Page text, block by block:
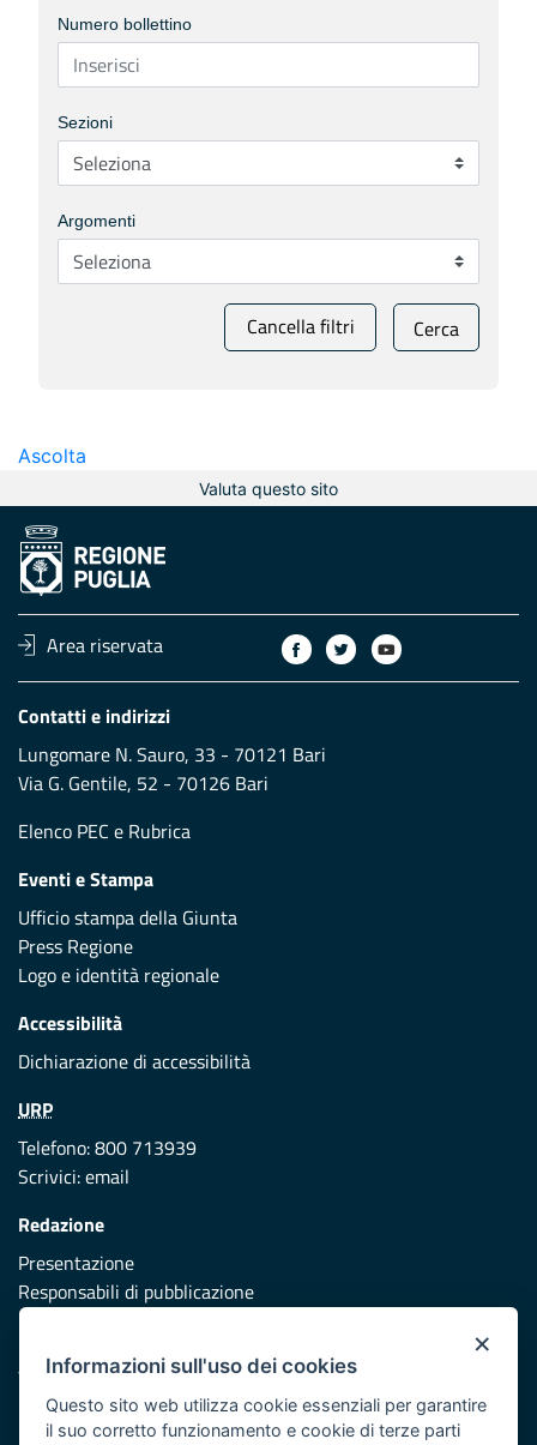
Numero bollettino
Sezioni
Argomenti
Cancella filtri Cerca
Ascolta
Valuta questo sito
Area riservata
Contatti e indirizzi
Lungomare N. Sauro, 33 - 70121 Bari
Via G. Gentile, 52 - 70126 Bari
Elenco PEC e Rubrica
Eventi e Stampa
Ufficio stampa della Giunta
Press Regione
Logo e identità regionale
Accessibilità
Dichiarazione di accessibilità
URP
Telefono: 800 713939
Scrivici:email
Redazione
Presentazione
Responsabili di pubblicazione
Vai al sito di Protezione Civile Puglia
Iniziativa finanziata con risorse del POR Puglia 2014/2020 -
×
Informazioni sull'uso dei cookies
Questo sito web utilizza cookie essenziali per garantire
il suo corretto funzionamento e cookie di terze parti